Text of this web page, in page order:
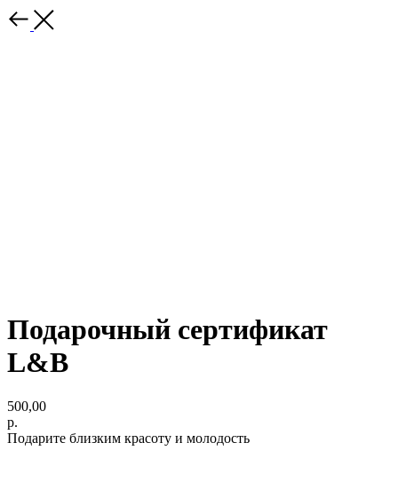
Подарочный сертификат
L&B
500,00
р.
Подарите близким красоту и молодость